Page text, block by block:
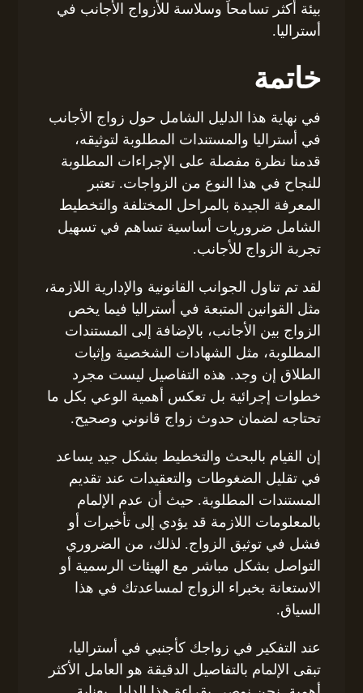
بيئة أكثر تسامحاً وسلاسة للأزواج الأجانب في
أستراليا.
خاتمة
في نهاية هذا الدليل الشامل حول زواج الأجانب
في أستراليا والمستندات المطلوبة لتوثيقه،
قدمنا نظرة مفصلة على الإجراءات المطلوبة
للنجاح في هذا النوع من الزواجات. تعتبر
المعرفة الجيدة بالمراحل المختلفة والتخطيط
الشامل ضروريات أساسية تساهم في تسهيل
تجربة الزواج للأجانب.
لقد تم تناول الجوانب القانونية والإدارية اللازمة،
مثل القوانين المتبعة في أستراليا فيما يخص
الزواج بين الأجانب، بالإضافة إلى المستندات
المطلوبة، مثل الشهادات الشخصية وإثبات
الطلاق إن وجد. هذه التفاصيل ليست مجرد
خطوات إجرائية بل تعكس أهمية الوعي بكل ما
تحتاجه لضمان حدوث زواج قانوني وصحيح.
إن القيام بالبحث والتخطيط بشكل جيد يساعد
في تقليل الضغوطات والتعقيدات عند تقديم
المستندات المطلوبة. حيث أن عدم الإلمام
بالمعلومات اللازمة قد يؤدي إلى تأخيرات أو
فشل في توثيق الزواج. لذلك، من الضروري
التواصل بشكل مباشر مع الهيئات الرسمية أو
الاستعانة بخبراء الزواج لمساعدتك في هذا
السياق.
عند التفكير في زواجك كأجنبي في أستراليا،
تبقى الإلمام بالتفاصيل الدقيقة هو العامل الأكثر